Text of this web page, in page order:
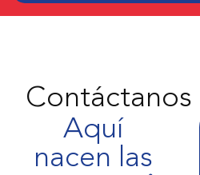
Contáctanos
Aquí
nacen las